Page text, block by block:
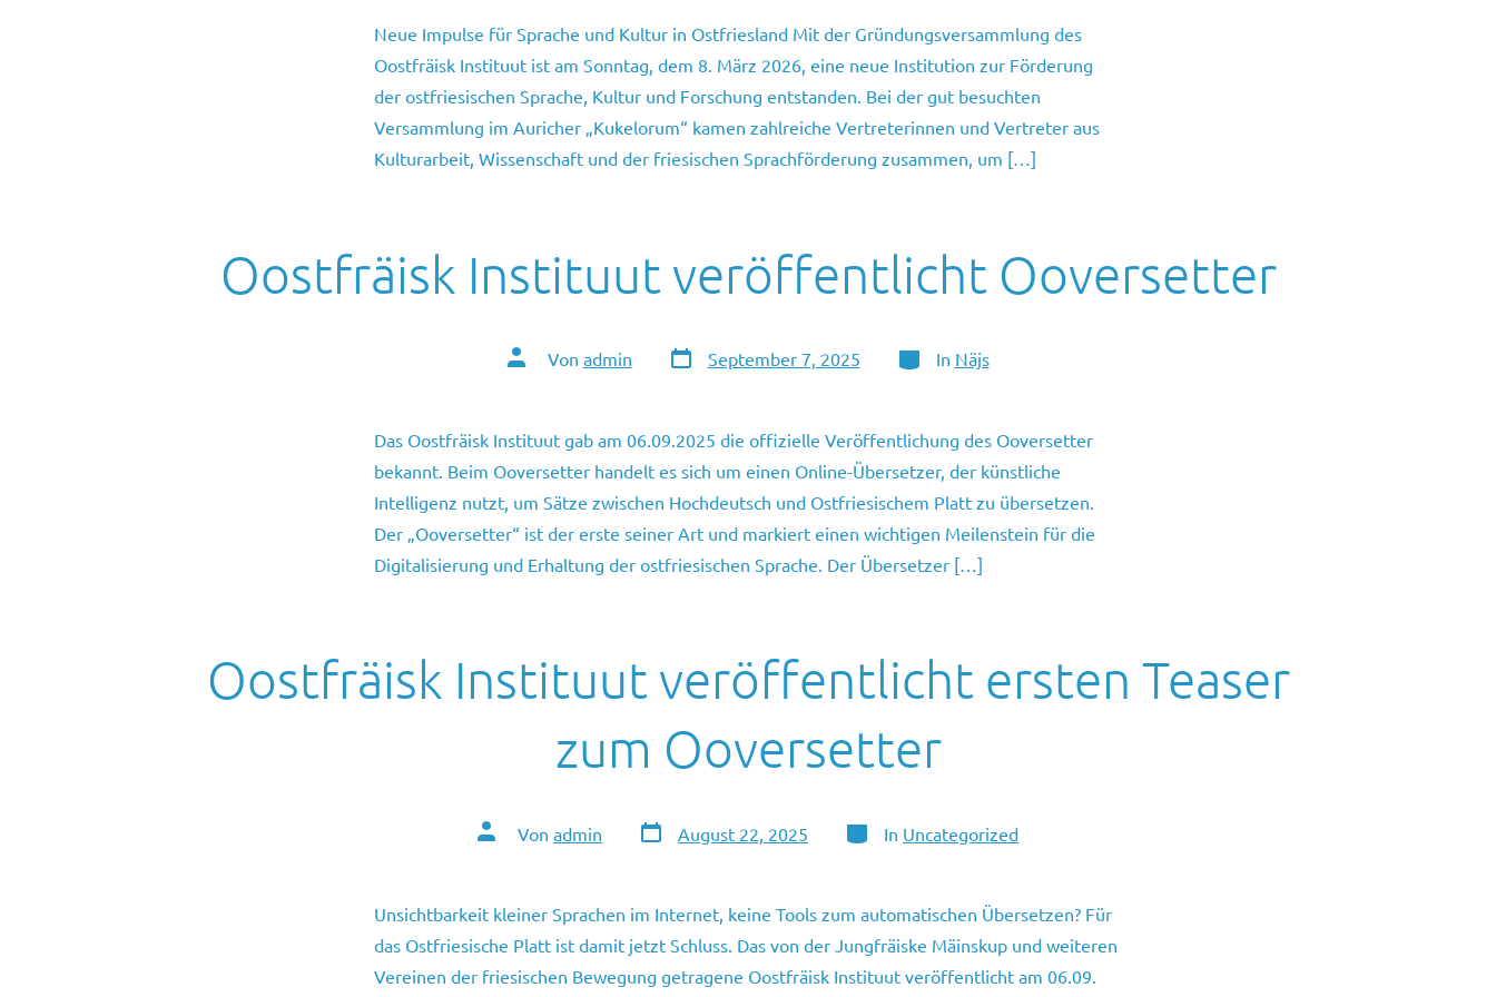
Neue Impulse für Sprache und Kultur in Ostfriesland Mit der Gründungsversammlung des
Oostfräisk Instituut ist am Sonntag, dem 8. März 2026, eine neue Institution zur Förderung
der ostfriesischen Sprache, Kultur und Forschung entstanden. Bei der gut besuchten
Versammlung im Auricher „Kukelorum“ kamen zahlreiche Vertreterinnen und Vertreter aus
Kulturarbeit, Wissenschaft und der friesischen Sprachförderung zusammen, um […]
Oostfräisk Instituut veröffentlicht Ooversetter
Autor
des
Von admin Veröffentlichungsdatum
September 7, 2025 Kategorien
In Näjs
Das Oostfräisk Instituut gab am 06.09.2025 die offizielle Veröffentlichung des Ooversetter
bekannt. Beim Ooversetter handelt es sich um einen Online-Übersetzer, der künstliche
Intelligenz nutzt, um Sätze zwischen Hochdeutsch und Ostfriesischem Platt zu übersetzen.
Der „Ooversetter“ ist der erste seiner Art und markiert einen wichtigen Meilenstein für die
Digitalisierung und Erhaltung der ostfriesischen Sprache. Der Übersetzer […]
Oostfräisk Instituut veröffentlicht ersten Teaser
zum Ooversetter
Autor
des
Von admin Veröffentlichungsdatum
August 22, 2025 Kategorien
In Uncategorized
Unsichtbarkeit kleiner Sprachen im Internet, keine Tools zum automatischen Übersetzen? Für
das Ostfriesische Platt ist damit jetzt Schluss. Das von der Jungfräiske Mäinskup und weiteren
Vereinen der friesischen Bewegung getragene Oostfräisk Instituut veröffentlicht am 06.09.